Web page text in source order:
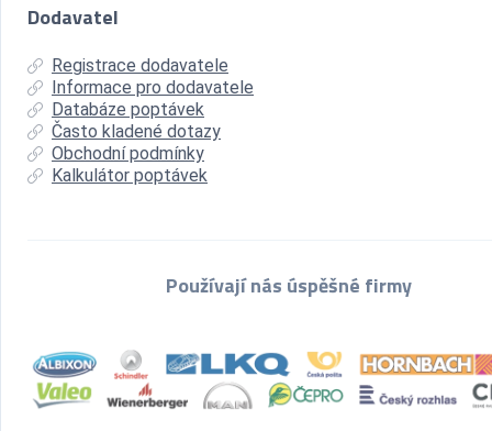
Dodavatel
Registrace dodavatele
Informace pro dodavatele
Databáze poptávek
Často kladené dotazy
Obchodní podmínky
Kalkulátor poptávek
Používají nás úspěšné firmy